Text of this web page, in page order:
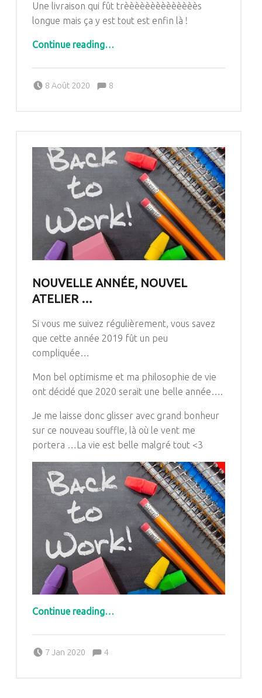
Une livraison qui fût trèèèèèèèèèèèèèès
longue mais ça y est tout est enfin là !
Continue reading“Fête des mères 2020 enfin complète !!!”
…
8 Août 2020
Pascale G&-BdC-WKF
Comments:8
NOUVELLE ANNÉE, NOUVEL
ATELIER …
Si vous me suivez régulièrement, vous savez
que cette année 2019 fût un peu
compliquée…
Mon bel optimisme et ma philosophie de vie
ont décidé que 2020 seraitune belle année….
Je me laisse donc glisser avec grand bonheur
sur ce nouveau souffle, là où le vent me
portera … La vie est belle malgré tout <3
Continue reading…
7 Jan 2020
Pascale G&-BdC-WKF
Comments:
4